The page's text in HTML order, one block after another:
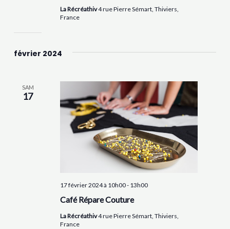
La Récréathiv4 rue Pierre Sémart, Thiviers,
France
février 2024
SAM
17
Café Répare Couture
17 février 2024 à 10h00- 13h00
La Récréathiv4 rue Pierre Sémart, Thiviers,
France